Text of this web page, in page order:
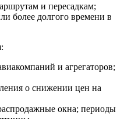
и пересадкам;
более долгого времени в
и агрегаторов;
о снижении цен на
окна; периоды